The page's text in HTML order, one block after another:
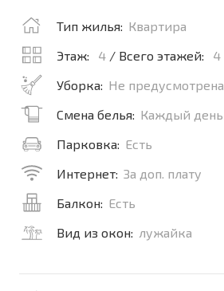
Тип жилья: Квартира
Этаж:
4 / Всего этажей:
4
Уборка: Не предусмотрена
Смена белья: Каждый день
Парковка: Есть
Интернет: За доп. плату
Балкон: Есть
Вид из окон: лужайка